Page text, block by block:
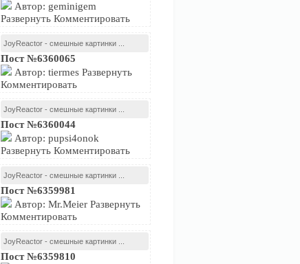
Автор: geminigem
Развернуть Комментировать
JoyReactor - смешные картинки ...
Пост №6360065
Автор: tiermes Развернуть
Комментировать
JoyReactor - смешные картинки ...
Пост №6360044
Автор: pupsi4onok
Развернуть Комментировать
JoyReactor - смешные картинки ...
Пост №6359981
Автор: Mr.Meier Развернуть
Комментировать
JoyReactor - смешные картинки ...
Пост №6359810